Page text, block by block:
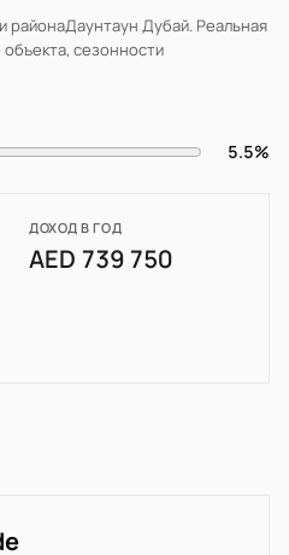
районаДаунтаун Дубай. Реальная
сезонности
5.5%
ДОХОД В ГОД
AED 739 750